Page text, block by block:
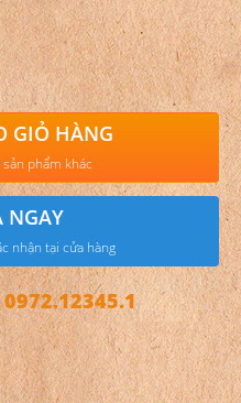
GIỎ HÀNG
phẩm khác
NGAY
nhận tại cửa hàng